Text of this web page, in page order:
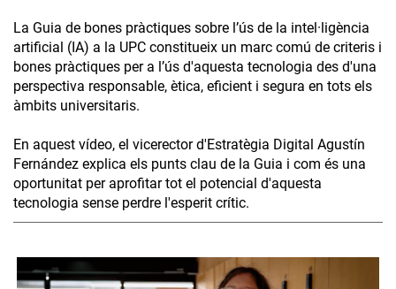
La Guia de bones pràctiques sobre l’ús de la intel·ligència
artificial (IA) a la UPC constitueix un marc comú de criteris i
bones pràctiques per a l’ús d'aquesta tecnologia des d'una
perspectiva responsable, ètica, eficient i segura en tots els
àmbits universitaris.
En aquest vídeo, el vicerector d'Estratègia Digital Agustín
Fernández explica els punts clau de la Guia i com és una
oportunitat per aprofitar tot el potencial d'aquesta
tecnologia sense perdre l'esperit crític.